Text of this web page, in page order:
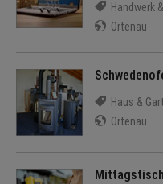
Handwerk
Ortenau
Haus &
Ortenau